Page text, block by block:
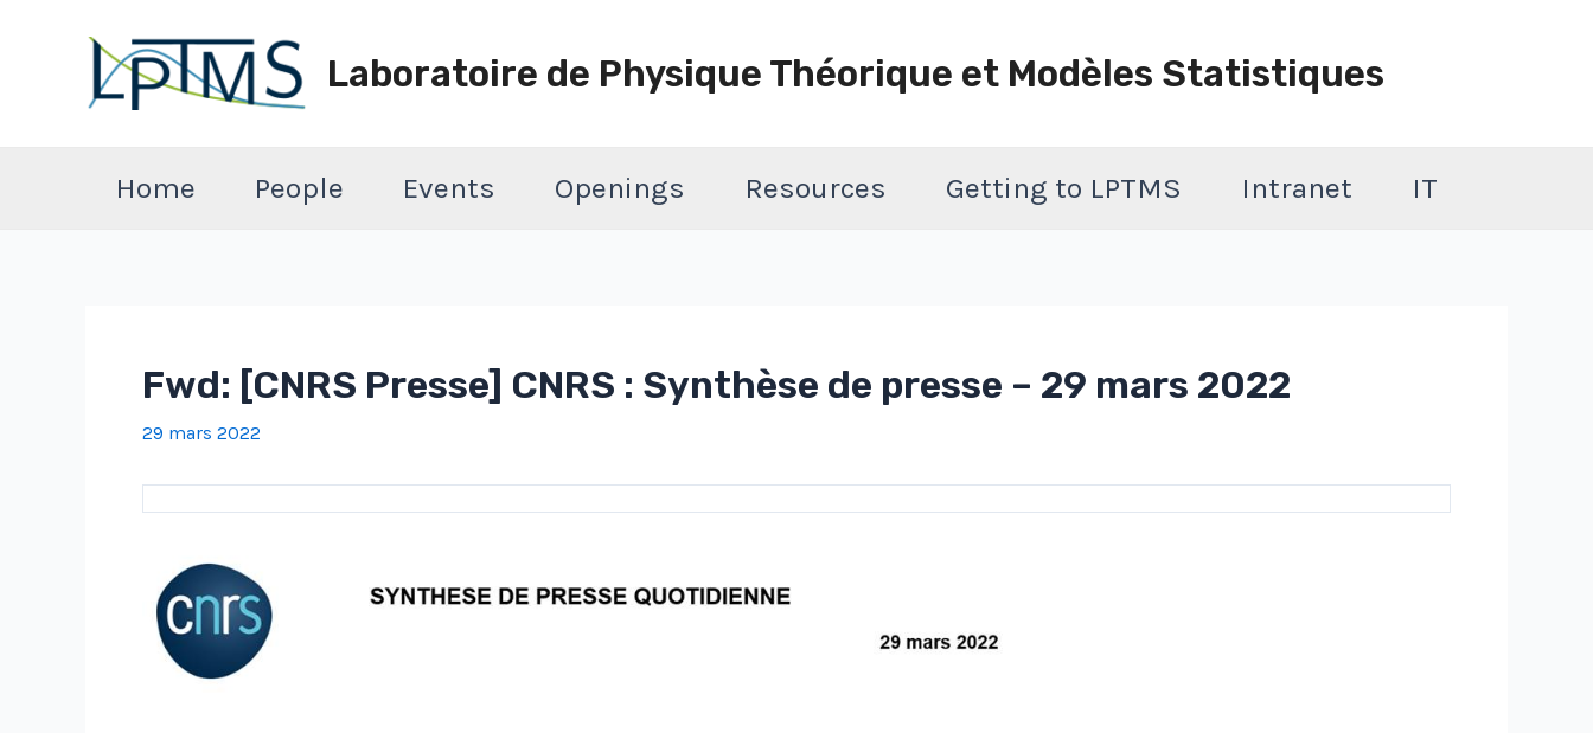
Laboratoire de Physique Théorique et Modèles Statistiques
Home People Events Openings Resources Getting to LPTMS Intranet IT
Fwd: [CNRS Presse] CNRS : Synthèse de presse – 29 mars 2022
29 mars 2022